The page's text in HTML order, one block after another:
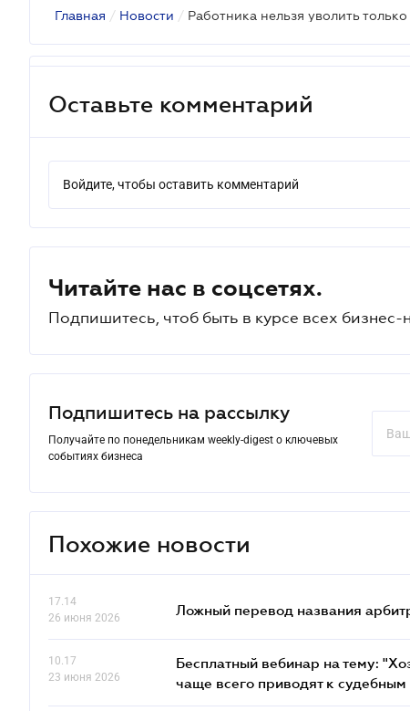
Главная / Новости /
Оставьте комментарий
Войдите, чтобы оставить комментарий
Читайте нас в соцсетях.
Подпишитесь, чтоб быть в курсе всех бизнес-
Подпишитесь на рассылку
Получайте по понедельникам weekly-digest о ключевых
событиях бизнеса
Похожие новости
17.14
26 июня 2026
Ложный перевод названия
10.17
23 июня 2026
Бесплатный вебинар на тему:
чаще всего приводят к